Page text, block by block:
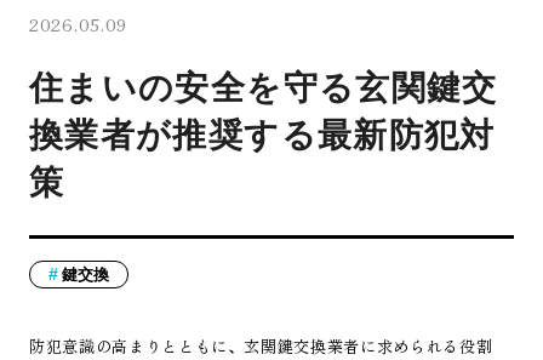
2026.05.09
住まいの安全を守る玄関鍵交
換業者が推奨する最新防犯対
策
鍵交換
防犯意識の高まりとともに、玄関鍵交換業者に求められる役割